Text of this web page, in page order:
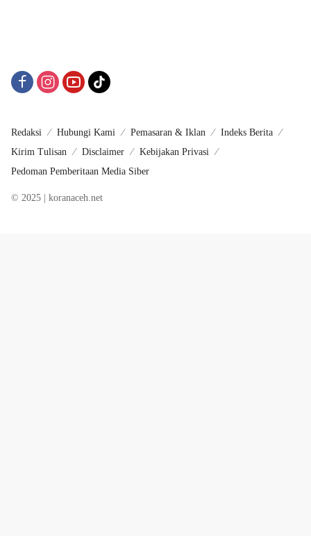
Redaksi Hubungi Kami Pemasaran & Iklan
Indeks Berita
Kirim Tulisan
Disclaimer
Kebijakan Privasi
Pedoman Pemberitaan Media Siber
© 2025 | koranaceh.net